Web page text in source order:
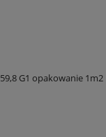
G1 opakowanie 1m2